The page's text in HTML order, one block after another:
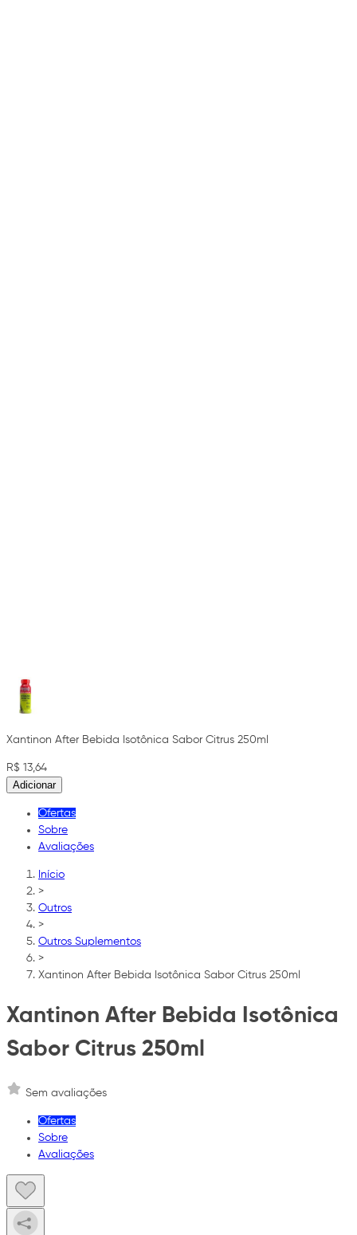
Xantinon After Bebida Isotônica Sabor Citrus 250ml
R$ 13,64
Adicionar
Ofertas
Sobre
Avaliações
Início
>
Outros
>
Outros Suplementos
>
Xantinon After Bebida Isotônica Sabor Citrus 250ml
Xantinon After Bebida Isotônica
Sabor Citrus 250ml
Sem avaliações
Ofertas
Sobre
Avaliações